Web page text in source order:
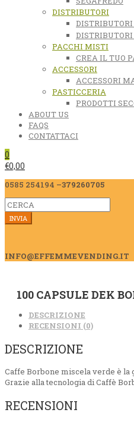
DISTRIBUTORI
PACCHI MISTI
CREA IL TUO
ACCESSORI
ACCESSORI
PASTICCERIA
PRODOTTI
ABOUT US
FAQS
CONTATTACI
0
€0,00
0585 254194 –379260705
Search
for:
INFO@EFFEMMEVENDING.IT
100 CAPSULE DEK
DESCRIZIONE
RECENSIONI (0)
DESCRIZIONE
Caffe Borbone miscela verde è la
Grazie alla tecnologia di Caffè
RECENSIONI